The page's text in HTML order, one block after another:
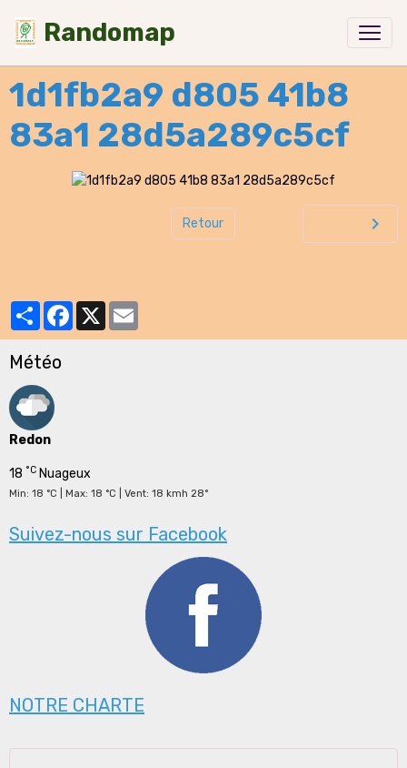
Randomap
1d1fb2a9 d805 41b8
83a1 28d5a289c5cf
Retour
PartagerFacebook
X
Météo
Redon
18 °C Nuageux
Min: 18 °C | Max: 18 °C | Vent: 18 kmh 28°
Suivez-nous sur Facebook
NOTRE CHARTE